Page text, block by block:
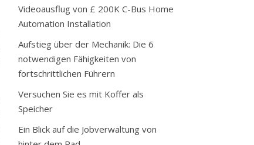
Videoausflug von £ 200K C-Bus Home
Automation Installation
Aufstieg über der Mechanik: Die 6
notwendigen Fähigkeiten von
fortschrittlichen Führern
Versuchen Sie es mit Koffer als
Speicher
Ein Blick auf die Jobverwaltung von